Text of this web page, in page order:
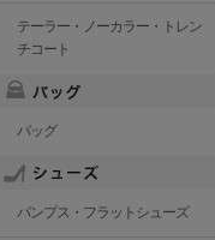
テーラー・ノーカラー・トレン
チコート
バッグ
パンプス・フラットシューズ